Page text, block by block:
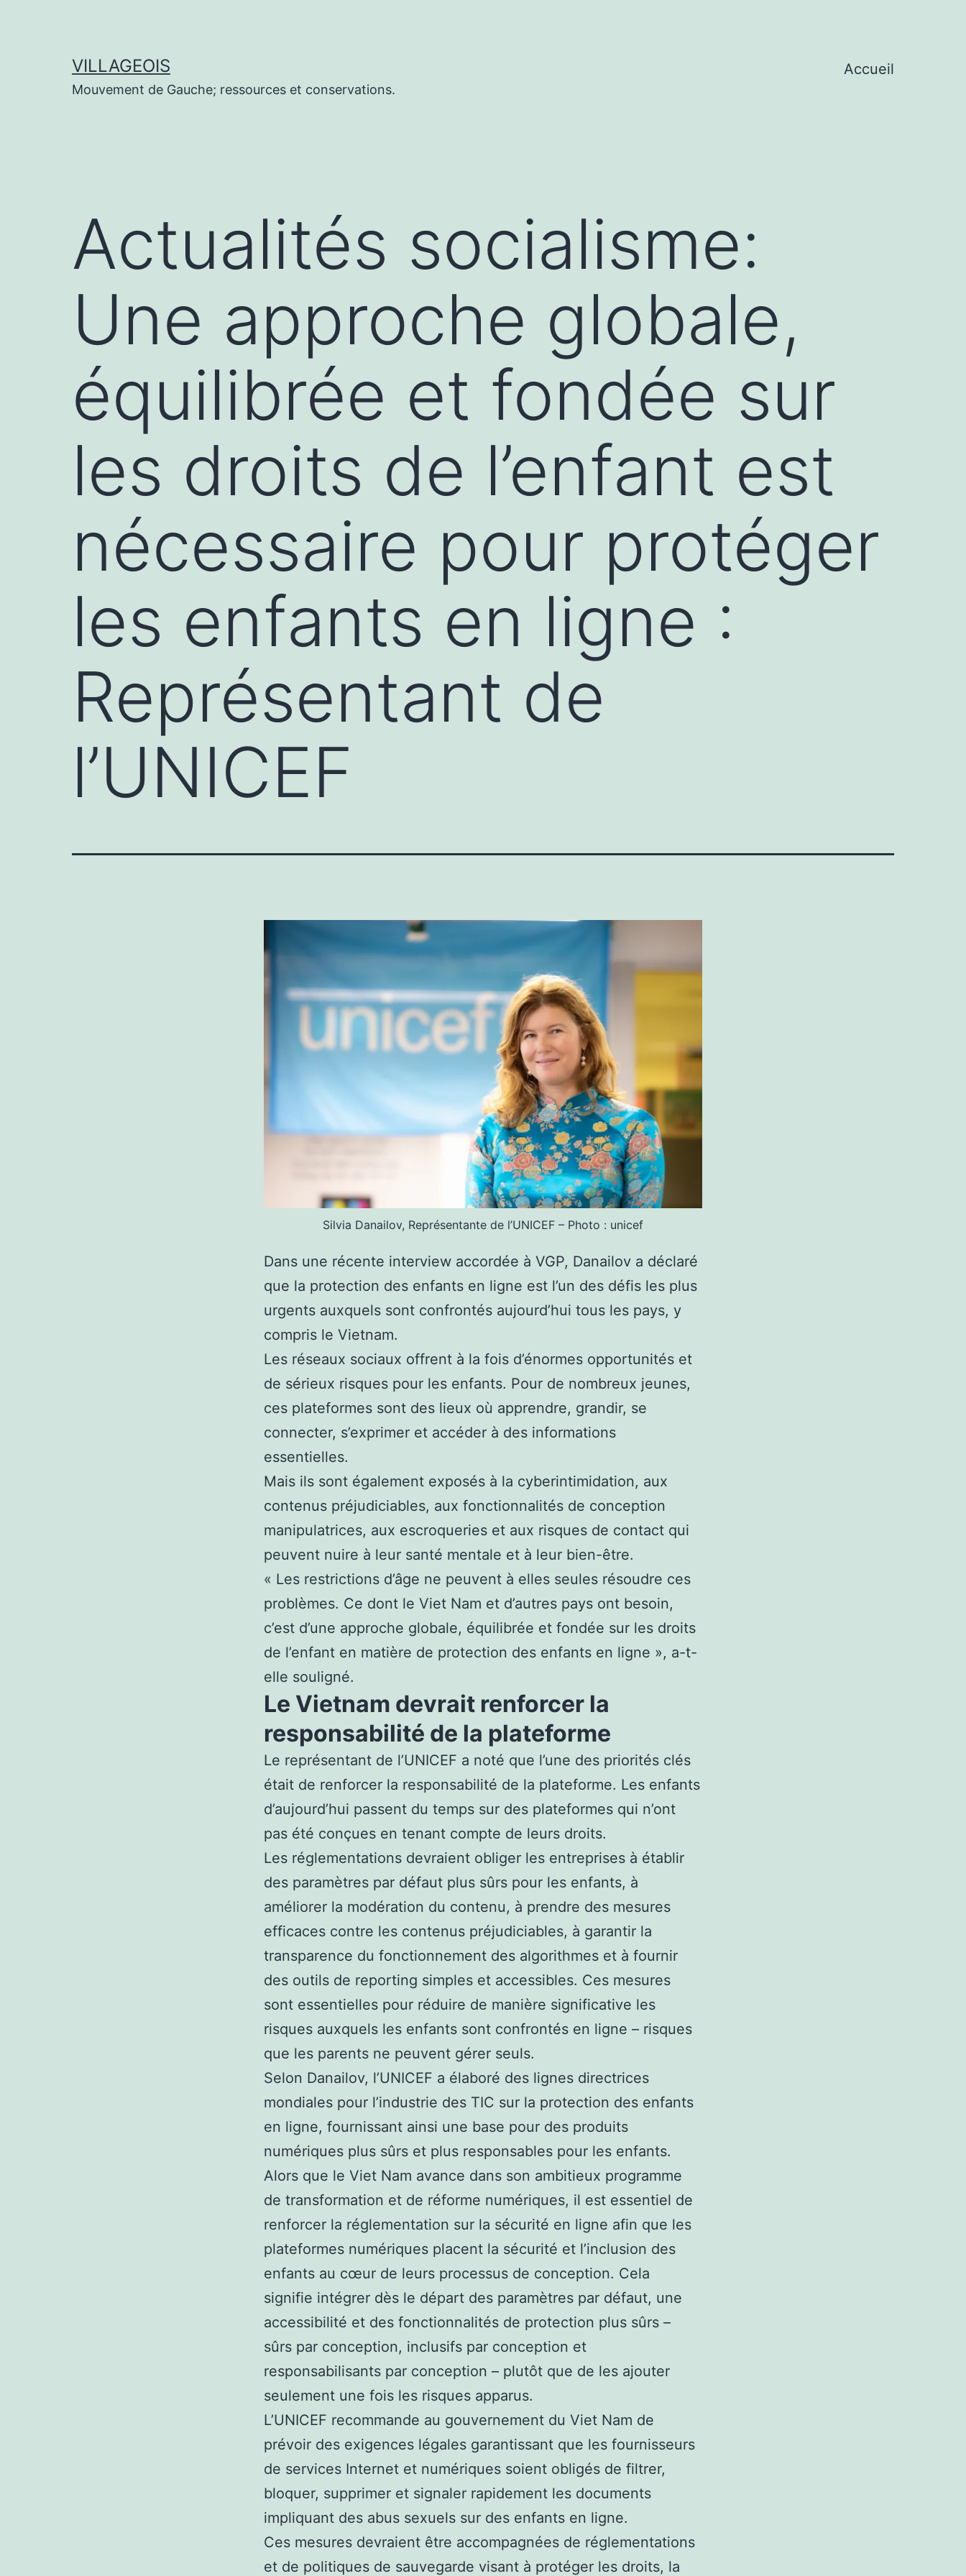
VILLAGEOIS
Mouvement de Gauche; ressources et conservations.
Accueil
Actualités socialisme:
Une approche globale,
équilibrée et fondée sur
les droits de l’enfant est
nécessaire pour protéger
les enfants en ligne :
Représentant de
l’UNICEF
Silvia Danailov, Représentante de l’UNICEF – Photo : unicef
Dans une récente interview accordée à VGP, Danailov a déclaré
que la protection des enfants en ligne est l’un des défis les plus
urgents auxquels sont confrontés aujourd’hui tous les pays, y
compris le Vietnam.
Les réseaux sociaux offrent à la fois d’énormes opportunités et
de sérieux risques pour les enfants. Pour de nombreux jeunes,
ces plateformes sont des lieux où apprendre, grandir, se
connecter, s’exprimer et accéder à des informations
essentielles.
Mais ils sont également exposés à la cyberintimidation, aux
contenus préjudiciables, aux fonctionnalités de conception
manipulatrices, aux escroqueries et aux risques de contact qui
peuvent nuire à leur santé mentale et à leur bien-être.
« Les restrictions d’âge ne peuvent à elles seules résoudre ces
problèmes. Ce dont le Viet Nam et d’autres pays ont besoin,
c’est d’une approche globale, équilibrée et fondée sur les droits
de l’enfant en matière de protection des enfants en ligne », a-t-
elle souligné.
Le Vietnam devrait renforcer la
responsabilité de la plateforme
Le représentant de l’UNICEF a noté que l’une des priorités clés
était de renforcer la responsabilité de la plateforme. Les enfants
d’aujourd’hui passent du temps sur des plateformes qui n’ont
pas été conçues en tenant compte de leurs droits.
Les réglementations devraient obliger les entreprises à établir
des paramètres par défaut plus sûrs pour les enfants, à
améliorer la modération du contenu, à prendre des mesures
efficaces contre les contenus préjudiciables, à garantir la
transparence du fonctionnement des algorithmes et à fournir
des outils de reporting simples et accessibles. Ces mesures
sont essentielles pour réduire de manière significative les
risques auxquels les enfants sont confrontés en ligne – risques
que les parents ne peuvent gérer seuls.
Selon Danailov, l’UNICEF a élaboré des lignes directrices
mondiales pour l’industrie des TIC sur la protection des enfants
en ligne, fournissant ainsi une base pour des produits
numériques plus sûrs et plus responsables pour les enfants.
Alors que le Viet Nam avance dans son ambitieux programme
de transformation et de réforme numériques, il est essentiel de
renforcer la réglementation sur la sécurité en ligne afin que les
plateformes numériques placent la sécurité et l’inclusion des
enfants au cœur de leurs processus de conception. Cela
signifie intégrer dès le départ des paramètres par défaut, une
accessibilité et des fonctionnalités de protection plus sûrs –
sûrs par conception, inclusifs par conception et
responsabilisants par conception – plutôt que de les ajouter
seulement une fois les risques apparus.
L’UNICEF recommande au gouvernement du Viet Nam de
prévoir des exigences légales garantissant que les fournisseurs
de services Internet et numériques soient obligés de filtrer,
bloquer, supprimer et signaler rapidement les documents
impliquant des abus sexuels sur des enfants en ligne.
Ces mesures devraient être accompagnées de réglementations
et de politiques de sauvegarde visant à protéger les droits, la